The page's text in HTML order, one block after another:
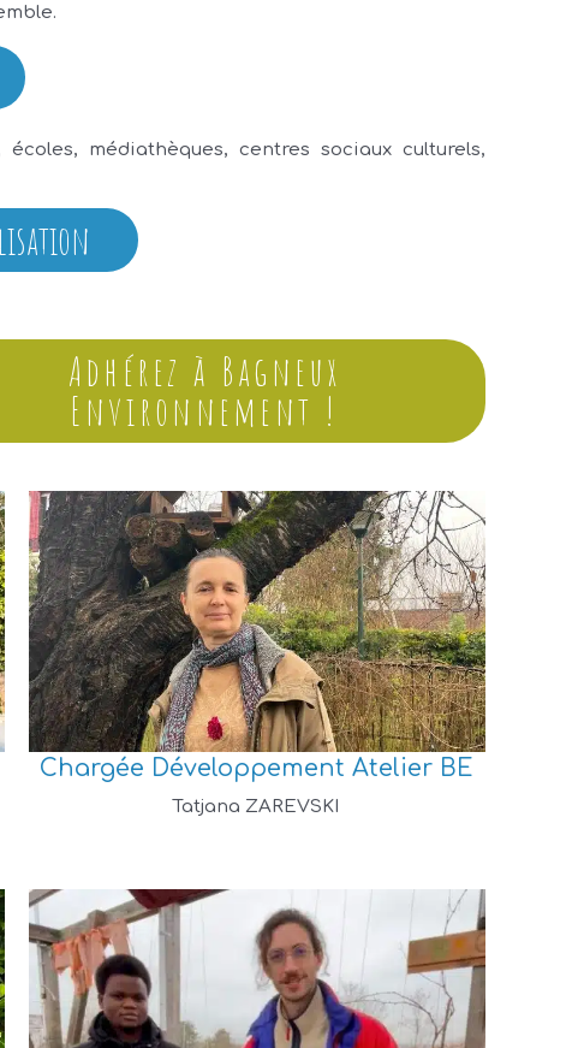
médiathèques, centres sociaux culturels,
Adhérez à Bagneux
Environnement !
Chargée Développement Atelier BE
Tatjana ZAREVSKI